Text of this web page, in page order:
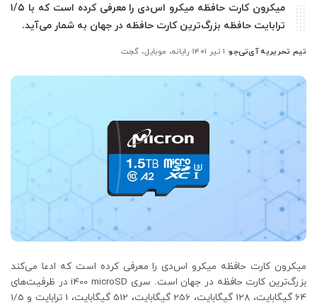
میکرون کارت حافظه میکرو اس‌دی را معرفی کرده است که با ۱/۵
ترابایت حافظه بزرگ‌ترین کارت حافظه در جهان به شمار می‌آید.
ارسال
توسط
تیم تحریریه آی‌تی‌جو ۱ تیر ۱۴۰۱ رایانه، موبایل، گجت
میکرون کارت حافظه میکرو اس‌دی را معرفی کرده است که ادعا می‌کند
بزرگ‌ترین کارت حافظه در جهان است. سری i400 microSD در ظرفیت‌های
64 گیگابایت، 128 گیگابایت، 256 گیگابایت، 512 گیگابایت، 1 ترابایت و 1/5